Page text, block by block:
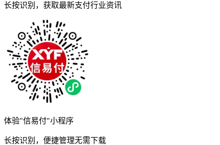
长按识别，获取最新支付行业资讯
体验"信易付"小程序
长按识别，便捷管理无需下载